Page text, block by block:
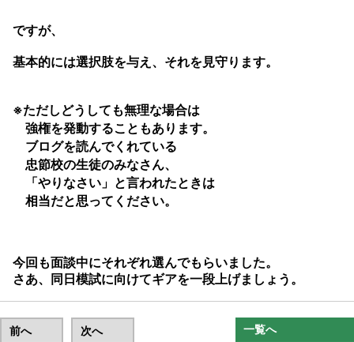
ですが、
基本的には選択肢を与え、それを見守ります。
※ただしどうしても無理な場合は
強権を発動することもあります。
ブログを読んでくれている
忠節校の生徒のみなさん、
「やりなさい」と言われたときは
相当だと思ってください。
今回も面談中にそれぞれ選んでもらいました。
さあ、同日模試に向けてギアを一段上げましょう。
前へ 次へ 一覧へ